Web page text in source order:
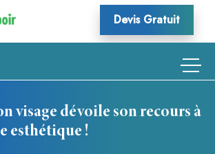
Devis Gratuit
visage dévoile son recours à
esthétique !